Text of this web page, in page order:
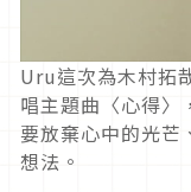
Uru這次為木村拓
唱主題曲〈心得〉
要放棄心中的光芒
想法。